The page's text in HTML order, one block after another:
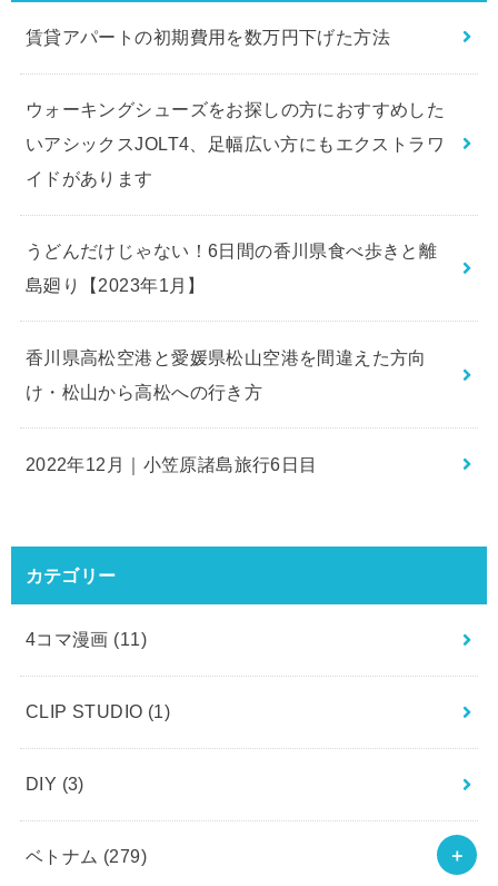
賃貸アパートの初期費用を数万円下げた方法
ウォーキングシューズをお探しの方におすすめした
いアシックスJOLT4、足幅広い方にもエクストラワ
イドがあります
うどんだけじゃない！6日間の香川県食べ歩きと離
島廻り【2023年1月】
香川県高松空港と愛媛県松山空港を間違えた方向
け・松山から高松への行き方
2022年12月｜小笠原諸島旅行6日目
カテゴリー
4コマ漫画 (11)
CLIP STUDIO (1)
DIY (3)
ベトナム (279)